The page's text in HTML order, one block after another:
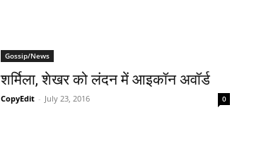
Gossip/News
शर्मिला, शेखर को लंदन में आइकॉन अवॉर्ड
CopyEdit - July 23, 2016 0